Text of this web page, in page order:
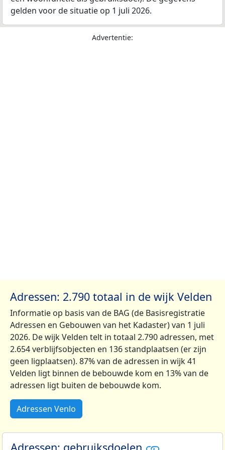
gelden voor de situatie op 1 juli 2026.
Advertentie:
Adressen: 2.790 totaal in de wijk Velden
Informatie op basis van de BAG (de Basisregistratie
Adressen en Gebouwen van het Kadaster) van 1 juli
2026. De wijk Velden telt in totaal 2.790 adressen, met
2.654 verblijfsobjecten en 136 standplaatsen (er zijn
geen ligplaatsen). 87% van de adressen in wijk 41
Velden ligt binnen de bebouwde kom en 13% van de
adressen ligt buiten de bebouwde kom.
Adressen Venlo